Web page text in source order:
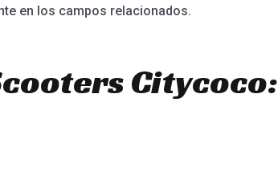
en los campos relacionados.
Citycoco: